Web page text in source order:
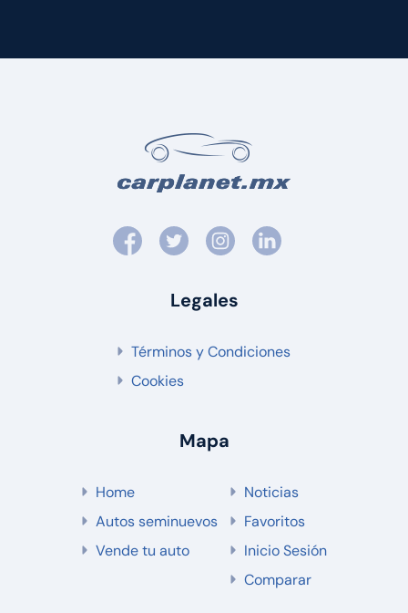
Legales
Términos y Condiciones
Cookies
Mapa
Home
Autos seminuevos
Vende tu auto
Noticias
Favoritos
Inicio Sesión
Comparar